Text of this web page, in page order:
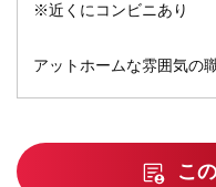
※近くにコンビニあり
アットホームな雰囲気の
こ